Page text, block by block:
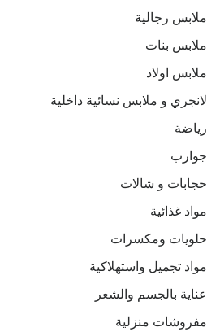
ملابس رجالية
ملابس بنات
ملابس اولاد
لانجري و ملابس نسائية داخلية
رياضة
جوارب
حجابات و شالات
مواد غذائية
حلويات ومكسرات
مواد تجميل واستهلاكية
عناية بالجسم والشعر
مفروشات منزلية